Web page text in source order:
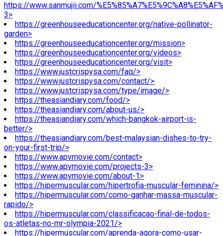
https://www.sanmujii.com/
3>
https://greenhouseeducationcenter.org/native-pollinator-
garden>
https://greenhouseeducationcenter.org/mission>
https://greenhouseeducationcenter.org/videos>
https://greenhouseeducationcenter.org/visit>
https://www.justcrispysa.com/faq/>
https://www.justcrispysa.com/contact/>
https://www.justcrispysa.com/type/image/>
https://theasiandiary.com/food/>
https://theasiandiary.com/about-us/>
https://theasiandiary.com/which-bangkok-airport-is-
better/>
https://theasiandiary.com/best-malaysian-dishes-to-try-
on-your-first-trip/>
https://www.apvmovie.com/contact>
https://www.apvmovie.com/projects-3>
https://www.apvmovie.com/about-1>
https://hipermuscular.com/hipertrofia-muscular-feminina/>
https://hipermuscular.com/como-ganhar-massa-muscular-
rapido/>
https://hipermuscular.com/classificacao-final-de-todos-
os-atletas-no-mr-olympia-2021/>
https://hipermuscular.com/aprenda-agora-como-usar-